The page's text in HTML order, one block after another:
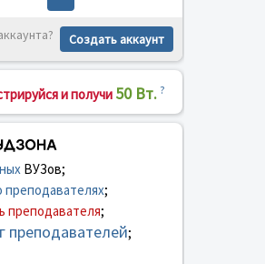
Создать аккаунт
и получи 50 Вт. ?
ВУЗов;
преподавателях;
преподавателя;
преподавателей;